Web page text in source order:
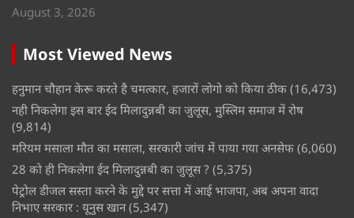
August 3, 2026
Most Viewed News
हनुमान चौहान केरू करते है चमत्कार, हजारों लोगो को किया ठीक (16,473)
नही निकलेगा इस बार ईद मिलादुन्नबी का जुलूस, मुस्लिम समाज में रोष
(9,814)
मरियम मसाला मौत का मसाला, सरकारी जांच में पाया गया अनसेफ (6,060)
28 को ही निकलेगा ईद मिलादुन्नबी का जुलूस ? (5,375)
पेट्रोल डीजल सस्ता करने के मुद्दे पर सत्ता में आई भाजपा, अब अपना वादा
निभाए सरकार : यूनुस खान (5,347)